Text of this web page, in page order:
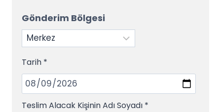
Gönderim Bölgesi
Tarih *
Teslim Alacak Kişinin Adı Soyadı *